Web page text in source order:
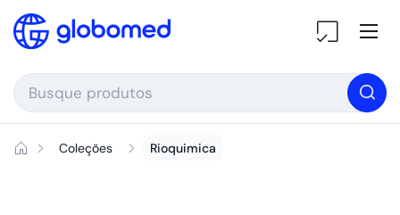
Ir para o conteúdo
Coleções Rioquimica